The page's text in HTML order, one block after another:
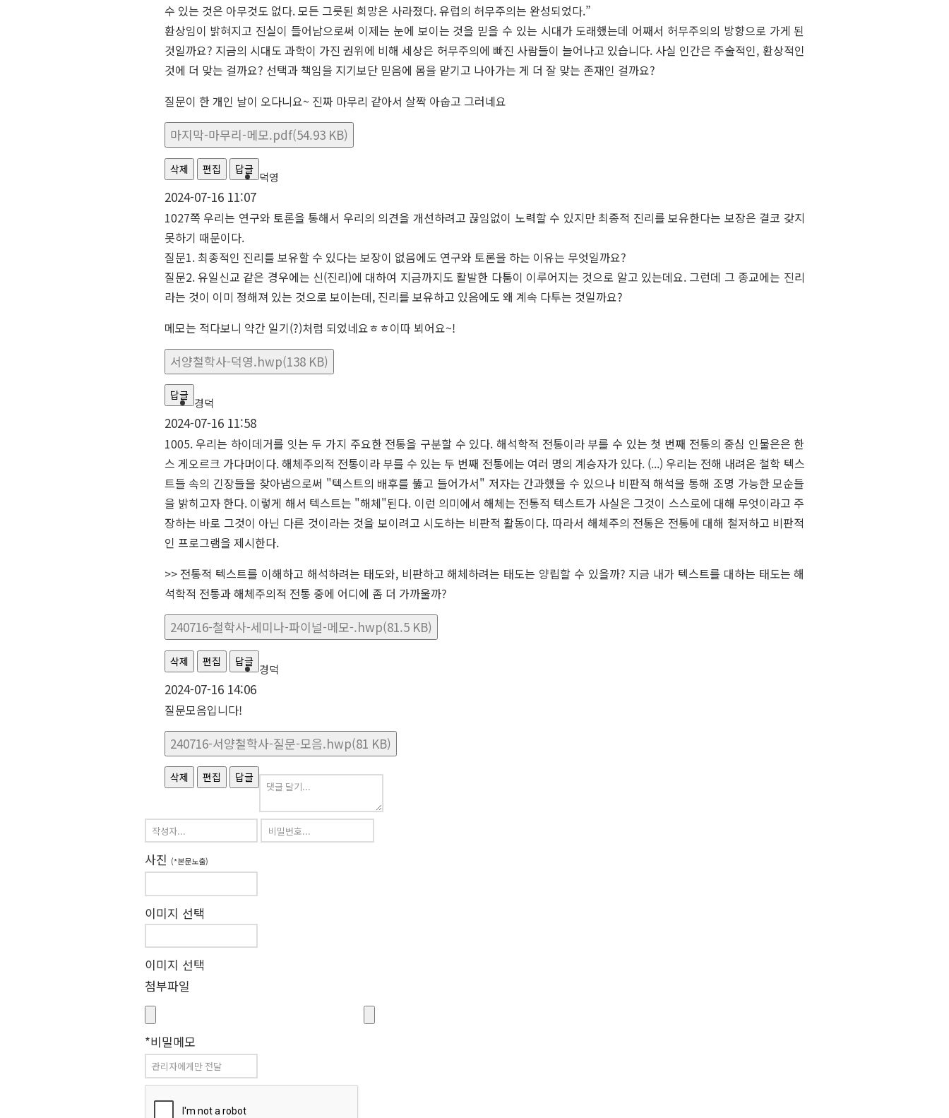
수 있는 것은 아무것도 없다. 모든 그릇된 희망은 사라졌다. 유럽의 허무주의는 완성되었다.”
환상임이 밝혀지고 진실이 들어남으로써 이제는 눈에 보이는 것을 믿을 수 있는 시대가 도래했는데 어째서 허무주의의 방향으로 가게 된
것일까요? 지금의 시대도 과학이 가진 권위에 비해 세상은 허무주의에 빠진 사람들이 늘어나고 있습니다. 사실 인간은 주술적인, 환상적인
것에 더 맞는 걸까요? 선택과 책임을 지기보단 믿음에 몸을 맡기고 나아가는 게 더 잘 맞는 존재인 걸까요?
질문이 한 개인 날이 오다니요~ 진짜 마무리 같아서 살짝 아숩고 그러네요
마지막-마무리-메모.pdf(54.93 KB)
삭제 편집 답글
덕영
2024-07-16 11:07
1027쪽 우리는 연구와 토론을 통해서 우리의 의견을 개선하려고 끊임없이 노력할 수 있지만 최종적 진리를 보유한다는 보장은 결코 갖지
못하기 때문이다.
질문1. 최종적인 진리를 보유할 수 있다는 보장이 없음에도 연구와 토론을 하는 이유는 무엇일까요?
질문2. 유일신교 같은 경우에는 신(진리)에 대하여 지금까지도 활발한 다툼이 이루어지는 것으로 알고 있는데요. 그런데 그 종교에는 진리
라는 것이 이미 정해져 있는 것으로 보이는데, 진리를 보유하고 있음에도 왜 계속 다투는 것일까요?
메모는 적다보니 약간 일기(?)처럼 되었네요ㅎㅎ이따 뵈어요~!
서양철학사-덕영.hwp(138 KB)
답글
경덕
2024-07-16 11:58
1005. 우리는 하이데거를 잇는 두 가지 주요한 전통을 구분할 수 있다. 해석학적 전통이라 부를 수 있는 첫 번째 전통의 중심 인물은은 한
스 게오르크 가다머이다. 해체주의적 전통이라 부를 수 있는 두 번째 전통에는 여러 명의 계승자가 있다. (...) 우리는 전해 내려온 철학 텍스
트들 속의 긴장들을 찾아냄으로써 "텍스트의 배후를 뚫고 들어가서" 저자는 간과했을 수 있으나 비판적 해석을 통해 조명 가능한 모순들
을 밝히고자 한다. 이렇게 해서 텍스트는 "해체"된다. 이런 의미에서 해체는 전통적 텍스트가 사실은 그것이 스스로에 대해 무엇이라고 주
장하는 바로 그것이 아닌 다른 것이라는 것을 보이려고 시도하는 비판적 활동이다. 따라서 해체주의 전통은 전통에 대해 철저하고 비판적
인 프로그램을 제시한다.
>> 전통적 텍스트를 이해하고 해석하려는 태도와, 비판하고 해체하려는 태도는 양립할 수 있을까? 지금 내가 텍스트를 대하는 태도는 해
석학적 전통과 해체주의적 전통 중에 어디에 좀 더 가까울까?
240716-철학사-세미나-파이널-메모-.hwp(81.5 KB)
삭제 편집 답글
경덕
2024-07-16 14:06
질문모음입니다!
240716-서양철학사-질문-모음.hwp(81 KB)
삭제 편집 답글
사진 (*본문노출)
이미지 선택
이미지 선택
첨부파일
*비밀메모